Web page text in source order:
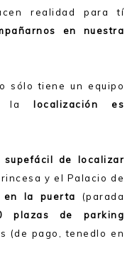
realidad para tí
en nuestra
sólo tiene un equipo
la localización es
supefácil de localizar
y el Palacio de
la puerta
(parada
plazas de parking
(de pago, tenedlo en